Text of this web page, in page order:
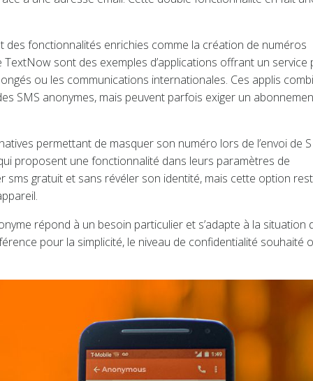
fonctionnalités enrichies comme la création de numéros
sont des exemples d’applications offrant un service
ou les communications internationales. Ces applis
SMS anonymes, mais peuvent parfois exiger un
permettant de masquer son numéro lors de l’envoi de
proposent une fonctionnalité dans leurs paramètres de
sms gratuit et sans révéler son identité, mais cette option
répond à un besoin particulier et s’adapte à la situation
pour la simplicité, le niveau de confidentialité souhaité